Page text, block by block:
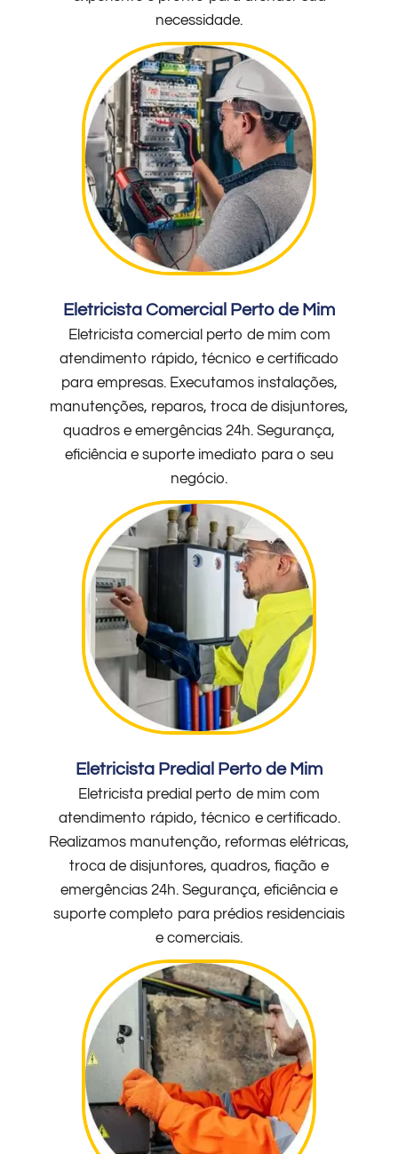
necessidade.
Eletricista Comercial Perto de Mim
Eletricista comercial perto de mim com
atendimento rápido, técnico e certificado
para empresas. Executamos instalações,
manutenções, reparos, troca de disjuntores,
quadros e emergências 24h. Segurança,
eficiência e suporte imediato para o seu
negócio.
Eletricista Predial Perto de Mim
Eletricista predial perto de mim com
atendimento rápido, técnico e certificado.
Realizamos manutenção, reformas elétricas,
troca de disjuntores, quadros, fiação e
emergências 24h. Segurança, eficiência e
suporte completo para prédios residenciais
e comerciais.